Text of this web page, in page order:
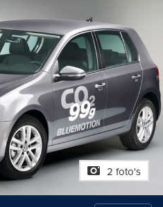
2 foto's